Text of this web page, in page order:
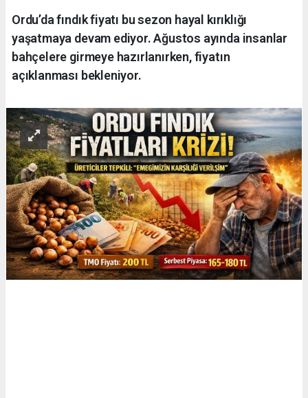
Ordu’da fındık fiyatı bu sezon hayal kırıklığı
yaşatmaya devam ediyor. Ağustos ayında insanlar
bahçelere girmeye hazırlanırken, fiyatın
açıklanması bekleniyor.